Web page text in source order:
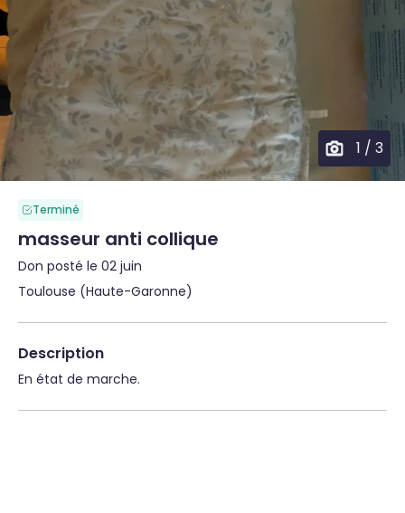
1 / 3
Terminé
masseur anti collique
Don posté le 02 juin
Toulouse (Haute-Garonne)
Description
En état de marche.